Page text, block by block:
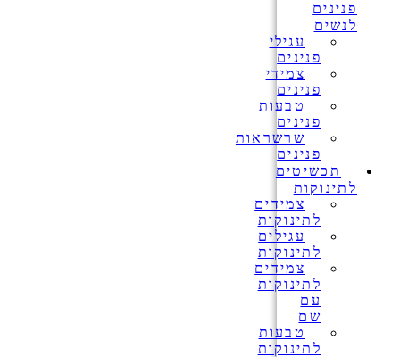
פנינים
לנשים
עגילי
פנינים
צמידי
פנינים
טבעות
פנינים
שרשראות
פנינים
תכשיטים
לתינוקות
צמידים
לתינוקות
עגילים
לתינוקות
צמידים
לתינוקות
עם
שם
טבעות
לתינוקות